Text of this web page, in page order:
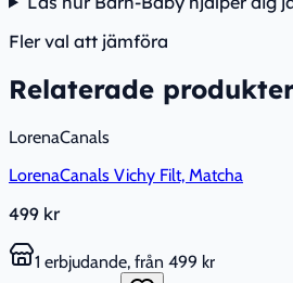
Fler val att jämföra
Relaterade
LorenaCanals
LorenaCanals Vichy Filt, Matcha
499 kr
1 erbjudande, från 499 kr